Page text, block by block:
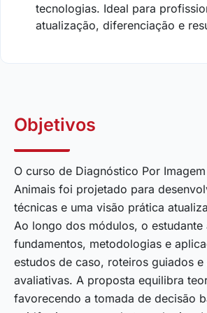
tecnologias. Ideal para
atualização, diferenciação e
Objetivos
O curso de Diagnóstico Por
Animais foi projetado para
técnicas e uma visão prática
Ao longo dos módulos, o estudante
fundamentos, metodologias e
estudos de caso, roteiros guiados
avaliativas. A proposta equilibra
favorecendo a tomada de decisão